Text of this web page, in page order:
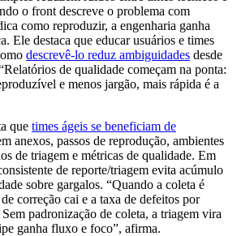
o front descreve o problema com
como reproduzir, a engenharia ganha
Ele destaca que educar usuários e times
descrevê-lo reduz ambiguidades desde
de qualidade começam na ponta:
e menos jargão, mais rápida é a
que times ágeis se beneficiam de
anexos, passos de reprodução, ambientes
de triagem e métricas de qualidade. Em
de reporte/triagem evita acúmulo
sobre gargalos. “Quando a coleta é
correção cai e a taxa de defeitos por
padronização de coleta, a triagem vira
ganha fluxo e foco”, afirma.